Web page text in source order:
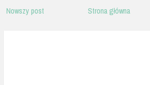
Nowszy post Strona główna